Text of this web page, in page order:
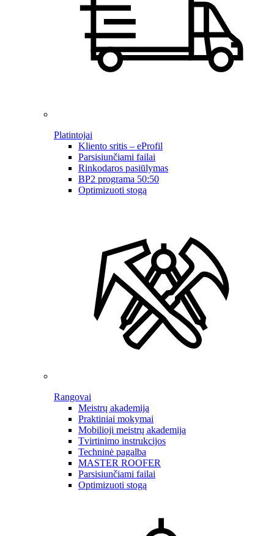
Platintojai
Kliento sritis – eProfil
Parsisiunčiami failai
Rinkodaros pasiūlymas
BP2 programa 50:50
Optimizuoti stogą
Rangovai
Meistrų akademija
Praktiniai mokymai
Mobilioji meistrų akademija
Tvirtinimo instrukcijos
Techninė pagalba
MASTER ROOFER
Parsisiunčiami failai
Optimizuoti stogą